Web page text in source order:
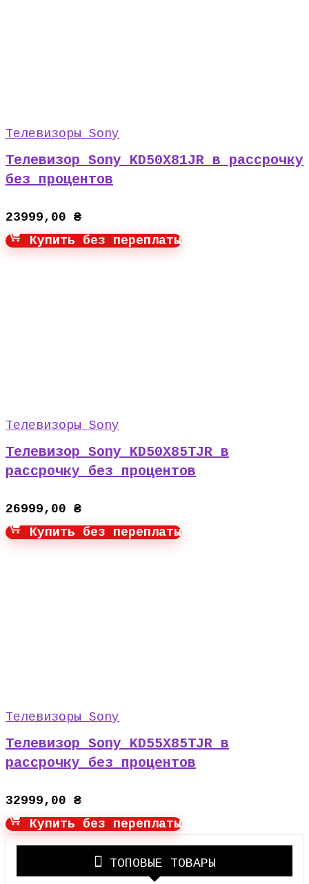
Телевизоры Sony
Телевизор Sony KD50X81JR в рассрочку
без процентов
23999,00 ₴
Купить без переплаты
Телевизоры Sony
Телевизор Sony KD50X85TJR в
рассрочку без процентов
26999,00 ₴
Купить без переплаты
Телевизоры Sony
Телевизор Sony KD55X85TJR в
рассрочку без процентов
32999,00 ₴
Купить без переплаты
ТОПОВЫЕ ТОВАРЫ